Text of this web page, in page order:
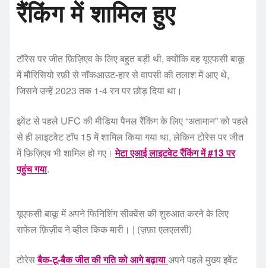
रैंकिंग में शामिल हुए
टॉरेस पर जीत फ़िज़िएव के लिए बहुत बड़ी थी, क्योंकि वह यूएफसी बाकू
में मौरिसियो रफ़ी से नॉकआउट-हार से वापसी की तलाश में आए थे,
जिसने उन्हें 2023 तक 1-4 रन पर छोड़ दिया था।
इवेंट से पहले UFC की मीडिया पैनल रैंकिंग के लिए “अतामान” को पहले
से ही लाइटवेट टॉप 15 में शामिल किया गया था, लेकिन टोरेस पर जीत
में फ़िज़िएव भी शामिल हो गए।मेटा एआई लाइटवेट रैंकिंग में #13 पर
पहुंच गया.
यूएफसी बाकू में अपने फिनिशिंग सीक्वेंस की शुरुआत करने के लिए
राफेल फ़िज़ीव ने व्हील किक मारी। | (ज़फ़ा एलएलसी)
टोरेसबैक-टू-बैक जीत की गति को आगे बढ़ायाअपने पहले मुख्य इवेंट